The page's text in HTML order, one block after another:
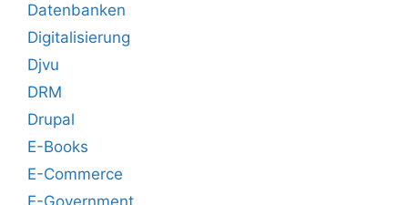
Datenbanken
Digitalisierung
Djvu
DRM
Drupal
E-Books
E-Commerce
E-Government